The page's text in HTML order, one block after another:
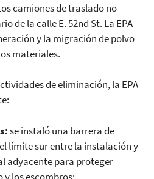
camiones de traslado no
de la calle E. 52nd St. La EPA
y la migración de polvo
materiales.
de eliminación, la EPA
se instaló una barrera de
límite sur entre la instalación y
adyacente para proteger